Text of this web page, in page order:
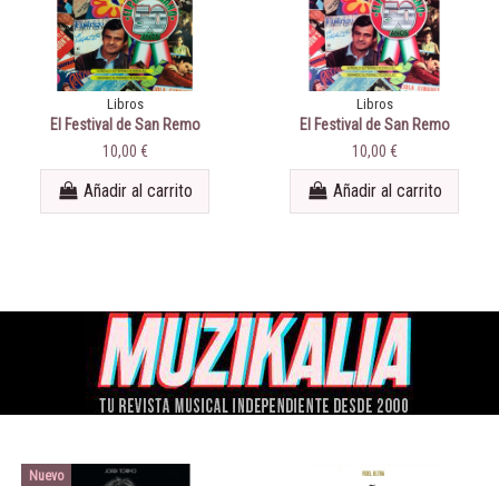
Libros
El Festival de San Remo
10,00 €
Añadir al carrito
Libros
El Festival de San Remo
(2ªParte)
10,00 €
Añadir al carrito
Nuevo